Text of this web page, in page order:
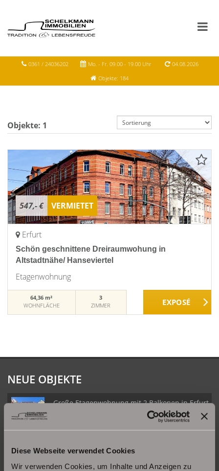
Diese Webseite verwendet Cookies
Wir verwenden Cookies, um Inhalte und Anzeigen zu
0361 / 24036202 Mo. - Fr. 09.00 - 19.00 Uhr
04.08.2026
Objekte: 184
Objekte: 1
547,- € VERMIETET
Erfurt
Schön geschnittene Dreiraumwohung in
Altstadtnähe/ Hanseviertel
Etagenwohnung
64,36 m²
WOHNFLÄCHE
3
ZIMMER
NEUE OBJEKTE
Große Etagenwohnung mit 2 Balkonen in Erfurt
Schöne Erdgeschosswohnung mit Balkon in
Erfurt Daberstedt